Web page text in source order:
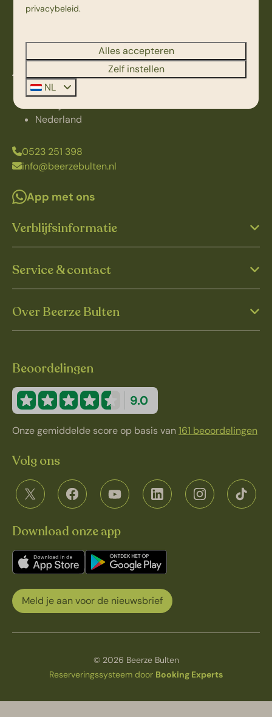
Kampweg 1
7736 PK Beerze
Nederland
0523 251 398
info@beerzebulten.nl
App met ons
Verblijfsinformatie
Service & contact
Over Beerze Bulten
Beoordelingen
9.0
Onze gemiddelde score op basis van161 beoordelingen
Volg ons
Download onze app
Meld je aan voor de nieuwsbrief
© 2026 Beerze Bulten
Reserveringssysteem door Booking Experts
privacybeleid.
Alles accepteren
Zelf instellen
NL